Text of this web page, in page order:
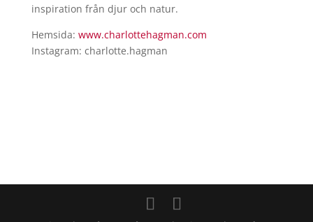
inspiration från djur och natur.
Hemsida: www.charlottehagman.com
Instagram: charlotte.hagman